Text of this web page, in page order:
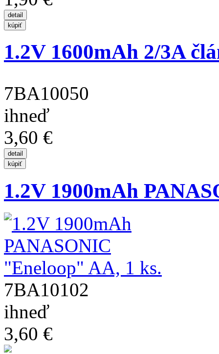
1.2V 1600mAh 2/3A
7BA10050
ihneď
3,60 €
1.2V 1900mAh
7BA10102
ihneď
3,60 €